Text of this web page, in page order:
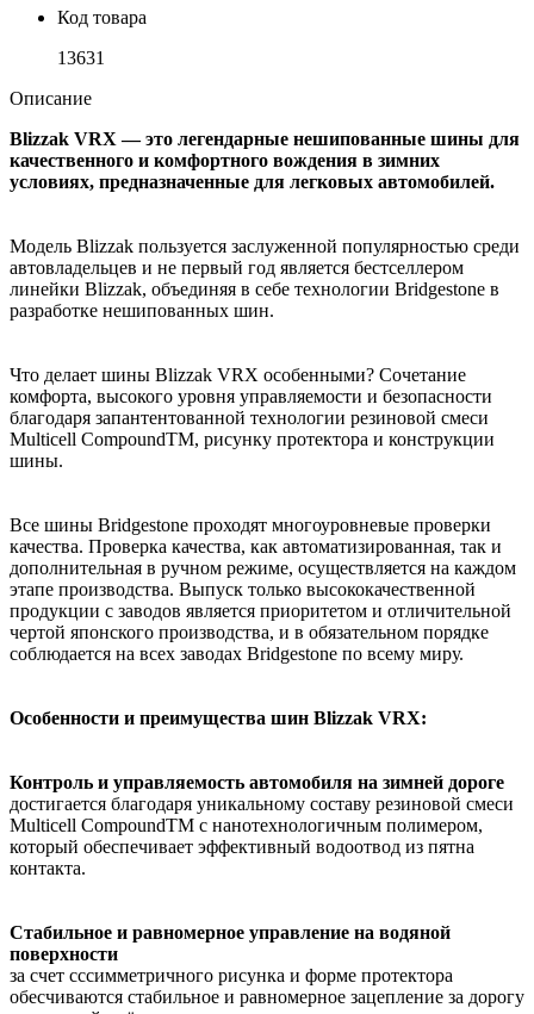
Код товара
13631
Описание
Blizzak VRX — это легендарные нешипованные шины для
качественного и комфортного вождения в зимних
условиях, предназначенные для легковых автомобилей.
Модель Blizzak пользуется заслуженной популярностью среди
автовладельцев и не первый год является бестселлером
линейки Blizzak, объединяя в себе технологии Bridgestone в
разработке нешипованных шин.
Что делает шины Blizzak VRX особенными? Сочетание
комфорта, высокого уровня управляемости и безопасности
благодаря запантентованной технологии резиновой смеси
Multicell CompoundTM, рисунку протектора и конструкции
шины.
Все шины Bridgestone проходят многоуровневые проверки
качества. Проверка качества, как автоматизированная, так и
дополнительная в ручном режиме, осуществляется на каждом
этапе производства. Выпуск только высококачественной
продукции с заводов является приоритетом и отличительной
чертой японского производства, и в обязательном порядке
соблюдается на всех заводах Bridgestone по всему миру.
Особенности и преимущества шин Blizzak VRX:
Контроль и управляемость автомобиля на зимней дороге
достигается благодаря уникальному составу резиновой смеси
Multicell CompoundTM с нанотехнологичным полимером,
который обеспечивает эффективный водоотвод из пятна
контакта.
Стабильное и равномерное управление на водяной
поверхности
за счет сссимметричного рисунка и форме протектора
обесчиваются стабильное и равномерное зацепление за дорогу